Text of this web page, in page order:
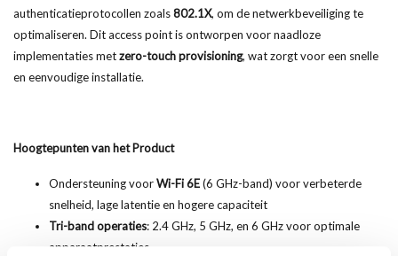
authenticatieprotocollen zoals802.1X, om de netwerkbeveiliging te
optimaliseren. Dit access point is ontworpen voor naadloze
implementaties metzero-touch provisioning, wat zorgt voor een snelle
en eenvoudige installatie.
Hoogtepunten van het Product
Ondersteuning voorWi-Fi 6E(6 GHz-band) voor verbeterde
snelheid, lage latentie en hogere capaciteit
Tri-band operaties: 2.4 GHz, 5 GHz, en 6 GHz voor optimale
apparaatprestaties